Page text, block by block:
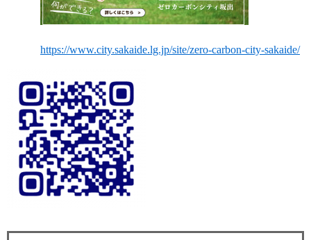
https://www.city.sakaide.lg.jp/site/zero-carbon-city-sakaide/